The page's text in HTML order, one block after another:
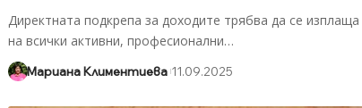
Директната подкрепа за доходите трябва да се изплаща
на всички активни, професионални…
Мариана Климентиева 11.09.2025